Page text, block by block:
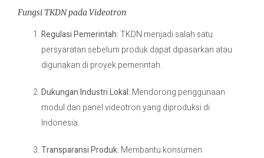
Fungsi TKDN pada Videotron
Regulasi Pemerintah:TKDN menjadi salah satu
persyaratan sebelum produk dapat dipasarkan atau
digunakan di proyek pemerintah.
Dukungan Industri Lokal: Mendorong penggunaan
modul dan panel videotron yang diproduksi di
Indonesia.
Transparansi Produk: Membantu konsumen